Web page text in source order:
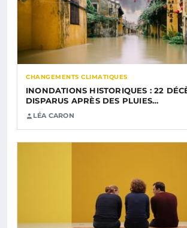
CHANGEMENTS CLIMATIQUES
INONDATIONS HISTORIQUES : 22
DISPARUS APRÈS DES PLUIES…
LÉA CARON